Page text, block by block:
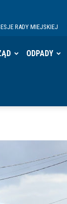
RADY MIEJSKIEJ
ODPADY